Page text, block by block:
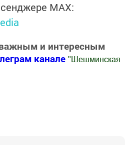
MАХ:
и интересным
канале " Шешминская